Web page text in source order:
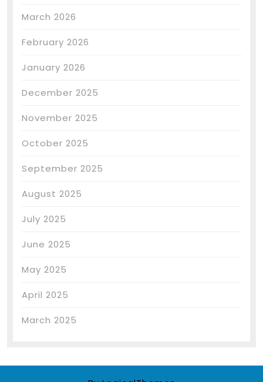
March 2026
February 2026
January 2026
December 2025
November 2025
October 2025
September 2025
August 2025
July 2025
June 2025
May 2025
April 2025
March 2025